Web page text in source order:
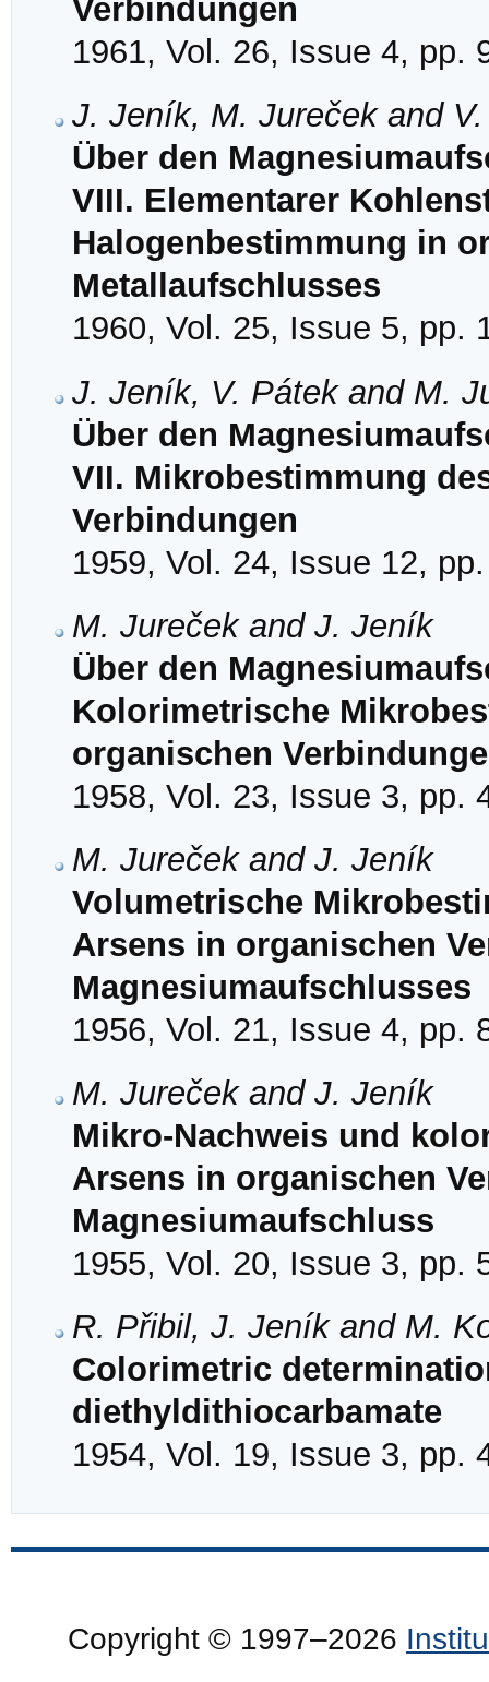
Verbindungen
1961, Vol. 26, Issue 4, pp.
J. Jeník, M. Jureček and
Über den
VIII. Elementarer
Halogenbestimmung in
Metallaufschlusses
1960, Vol. 25, Issue 5, pp.
J. Jeník, V. Pátek and M.
Über den
VII. Mikrobestimmung
Verbindungen
1959, Vol. 24, Issue 12,
M. Jureček and J. Jeník
Über den
Kolorimetrische
organischen
1958, Vol. 23, Issue 3, pp.
M. Jureček and J. Jeník
Volumetrische
Arsens in organischen
Magnesiumaufschlusses
1956, Vol. 21, Issue 4, pp.
M. Jureček and J. Jeník
Mikro-Nachweis und
Arsens in organischen
Magnesiumaufschluss
1955, Vol. 20, Issue 3, pp.
R. Přibil, J. Jeník and M.
Colorimetric
diethyldithiocarbamate
1954, Vol. 19, Issue 3, pp.
Copyright © 1997–2026